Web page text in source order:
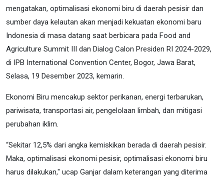
mengatakan, optimalisasi ekonomi biru di daerah pesisir dan
sumber daya kelautan akan menjadi kekuatan ekonomi baru
Indonesia di masa datang saat berbicara pada Food and
Agriculture Summit III dan Dialog Calon Presiden RI 2024-2029,
di IPB International Convention Center, Bogor, Jawa Barat,
Selasa, 19 Desember 2023, kemarin.
Ekonomi Biru mencakup sektor perikanan, energi terbarukan,
pariwisata, transportasi air, pengelolaan limbah, dan mitigasi
perubahan iklim.
“Sekitar 12,5% dari angka kemiskikan berada di daerah pesisir.
Maka, optimalisasi ekonomi pesisir, optimalisasi ekonomi biru
harus dilakukan," ucap Ganjar dalam keterangan yang diterima